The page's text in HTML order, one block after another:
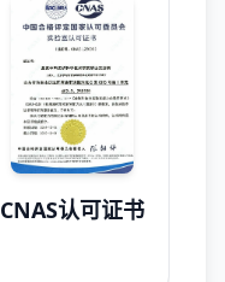
CNAS认可证书